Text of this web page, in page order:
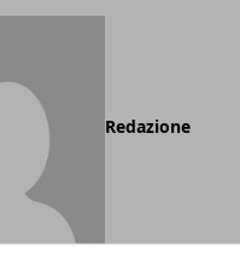
Redazione